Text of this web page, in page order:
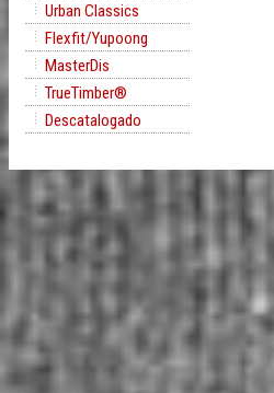
Urban Classics
Flexfit/Yupoong
MasterDis
TrueTimber®
Descatalogado